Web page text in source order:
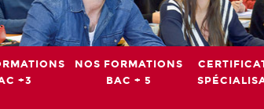
+3
NOS FORMATIONS
BAC + 5